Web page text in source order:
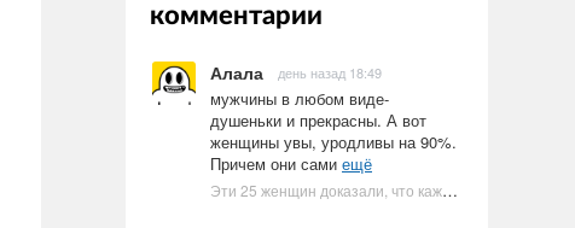
комментарии
Алала день назад 18:49
мужчины в любом виде-
душеньки и прекрасны. А вот
женщины увы, уродливы на 90%.
Причем они сами ещё
Эти 25 женщин доказали, что каждое тело имеет право быть в бикини